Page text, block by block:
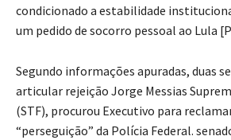
condicionado a estabilidade
um pedido de socorro pessoal ao Lula
Segundo informações apuradas, duas
articular rejeição Jorge Messias
(STF), procurou Executivo para
“perseguição” da Polícia Federal.